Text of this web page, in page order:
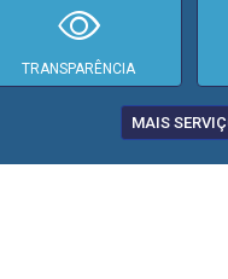
TRANSPARÊNCIA
MAIS